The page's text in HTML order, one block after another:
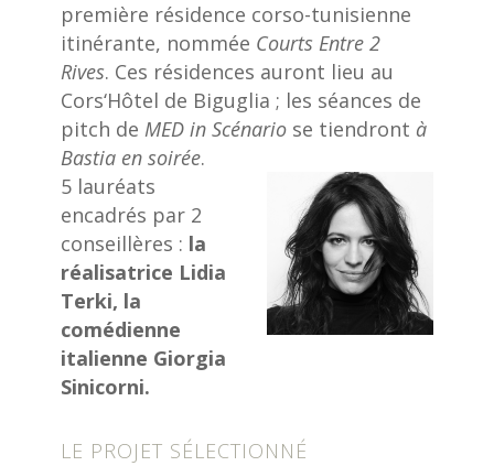
première résidence corso-tunisienne
itinérante, nommée Courts Entre 2
Rives. Ces résidences auront lieu au
Cors‘Hôtel de Biguglia ; les séances de
pitch de MED in Scénario se tiendront à
Bastia en soirée.
5 lauréats
encadrés par 2
conseillères : la
réalisatrice Lidia
Terki, la
comédienne
italienne Giorgia
Sinicorni.
LE PROJET SÉLECTIONNÉ